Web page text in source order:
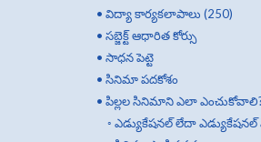
• విద్యా కార్యకలాపాలు (250)
• సబ్జెక్ట్ ఆధారిత కోర్సు
• సాధన పెట్టె
• సినిమా పదకోశం
• పిల్లల సినిమాని ఎలా
◦ ఎడ్యుకేషనల్ లేదా ఎడ్యుకేషనల్